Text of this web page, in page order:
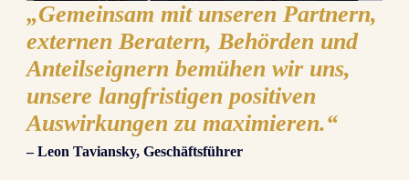
„Gemeinsam mit unseren Partnern,
externen Beratern, Behörden und
Anteilseignern bemühen wir uns,
unsere langfristigen positiven
Auswirkungen zu maximieren.“
– Leon Taviansky, Geschäftsführer